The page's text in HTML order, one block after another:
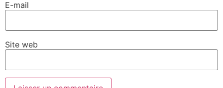
E-mail
Site web